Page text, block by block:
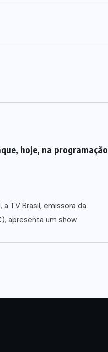
hoje, na programação
TV Brasil, emissora da
apresenta um show